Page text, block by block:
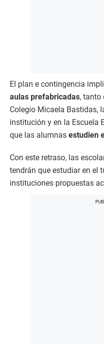
El plan e contingencia
aulas prefabricadas, tanto
Colegio Micaela Bastidas,
institución y en la Escuela
que las alumnas estudien
Con este retraso, las
tendrán que estudiar en el
instituciones propuestas